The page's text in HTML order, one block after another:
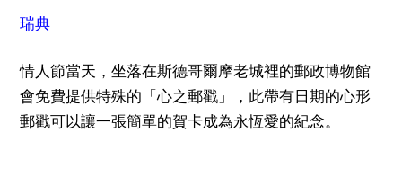
瑞典
情人節當天，坐落在斯德哥爾摩老城裡的郵政博物館
會免費提供特殊的「心之郵戳」，此帶有日期的心形
郵戳可以讓一張簡單的賀卡成為永恆愛的紀念。